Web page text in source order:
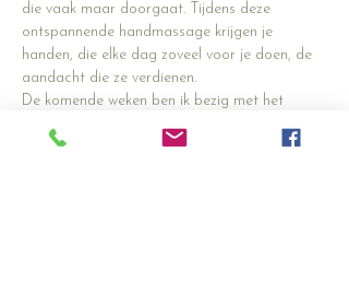
die vaak maar doorgaat. Tijdens deze
ontspannende handmassage krijgen je
handen, die elke dag zoveel voor je doen, de
aandacht die ze verdienen.
De komende weken ben ik bezig met het
verder verfijnen van mijn
handmassagetechniek. Daarom bied ik een